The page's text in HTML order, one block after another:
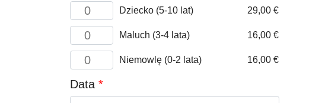
ilość
Child
(5-
years)
Dziecko (5-10 lat) 29,00€
ilość
Toddler
(3-
years)
Maluch (3-4 lata) 16,00€
ilość
Infant
2
years)
Niemowlę (0-2 lata) 16,00€
Data *